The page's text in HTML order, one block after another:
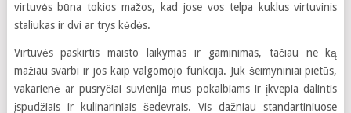
virtuvės būna tokios mažos, kad jose vos telpa kuklus virtuvinis
staliukas ir dvi ar trys kėdės.
Virtuvės paskirtis maisto laikymas ir gaminimas, tačiau ne ką
mažiau svarbi ir jos kaip valgomojo funkcija. Juk šeimyniniai pietūs,
vakarienė ar pusryčiai suvienija mus pokalbiams ir įkvepia dalintis
įspūdžiais ir kulinariniais šedevrais. Vis dažniau standartiniuose